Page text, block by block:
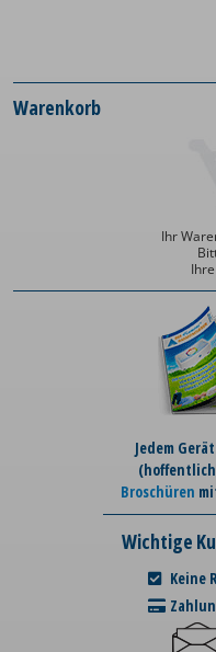
Warenkorb
Ihr
Jedem
Broschüren
Wichtige
Keine